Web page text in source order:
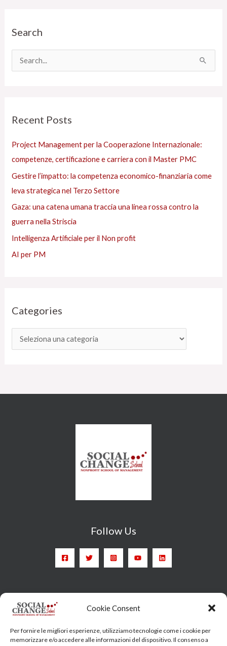
Cookie Consent
Per fornire le migliori esperienze, utilizziamo tecnologie come i cookie per
memorizzare e/o accedere alle informazioni del dispositivo. Il consenso a
Search
a
Recent Posts
Project Management per la Cooperazione Internazionale:
competenze, certificazione e carriera con il Master PMC
Gestire l’impatto: la competenza economico-finanziaria come
leva strategica nel Terzo Settore
Gaza: una catena umana traccia una linea rossa contro la
guerra nella Striscia
Intelligenza Artificiale per il Non profit
AI per PM
Categories
a
i
s
Follow Us
Head Quarter: Spain – Calle Arrieta, 9 - 28013 Madrid
7 - 00185 Roma